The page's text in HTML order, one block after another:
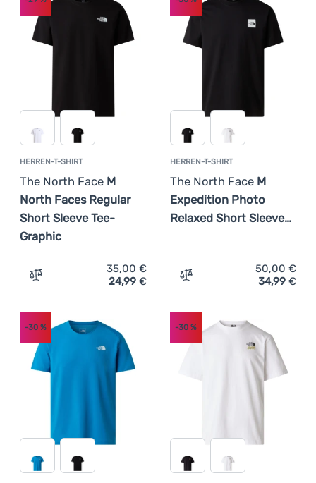
Kochen
Klettern
Ultraleichte
Ausrüstung
Sport
Marken
eXtra
Beratung
Kontakte
Über
Anmelden /
Registrieren
Wie wir Produkte einstufen
Bestseller
Höchster Rabatt
Günstigste
XXL
Herren
Überwiegende Farbe
Beige Hellblau
Extra
Ausverkauf 27
HERREN-T-SHIRT
The North Face M
North Faces Regular
Short Sleeve Tee-
Graphic
Zum Vergleich 'Herren-T-Shirt The North Face M North
35,00€
24,99 €
HERREN-T-SHIRT
The North Face M
Expedition Photo
Relaxed Short Sleeve…
Zum Vergleich 'Herren-T-
50,00€
34,99 €
-30 % -30%